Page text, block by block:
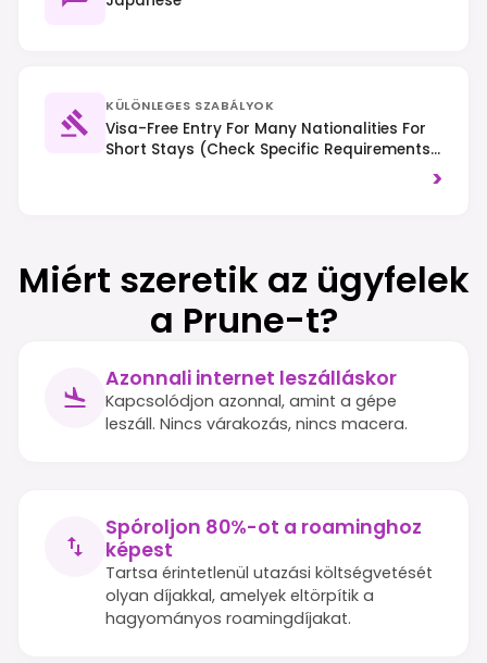
KÜLÖNLEGES SZABÁLYOK
Visa-Free Entry For Many Nationalities For
Short Stays (check Specific Requirements);
>
Miért szeretik az ügyfelek
a Prune-t?
Azonnali internet leszálláskor
Kapcsolódjon azonnal, amint a gépe
leszáll. Nincs várakozás, nincs macera.
Spóroljon 80%-ot a roaminghoz
képest
Tartsa érintetlenül utazási költségvetését
olyan díjakkal, amelyek eltörpítik a
hagyományos roamingdíjakat.